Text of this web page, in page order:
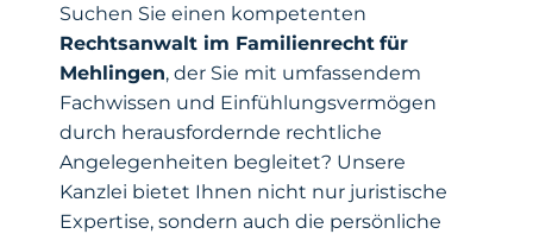
Suchen Sie einen kompetenten
Rechtsanwalt im Familienrecht für
Mehlingen, der Sie mit umfassendem
Fachwissen und Einfühlungsvermögen
durch herausfordernde rechtliche
Angelegenheiten begleitet? Unsere
Kanzlei bietet Ihnen nicht nur juristische
Expertise, sondern auch die persönliche